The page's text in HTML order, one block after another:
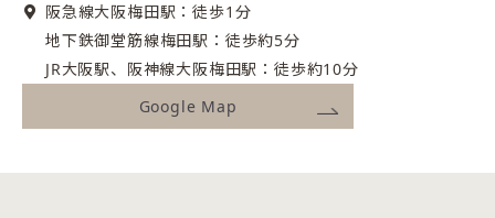
阪急線大阪梅田駅：徒歩1分
地下鉄御堂筋線梅田駅：徒歩約5分
JR大阪駅、阪神線大阪梅田駅：徒歩約10分
Google Map